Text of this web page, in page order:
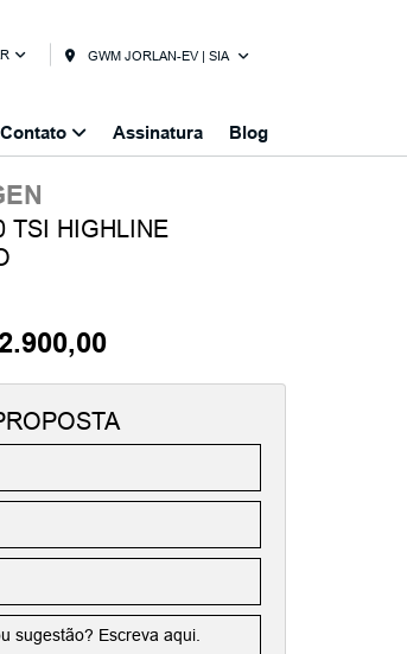
GWM JORLAN-EV | SIA
Contato Assinatura Blog
TSI HIGHLINE